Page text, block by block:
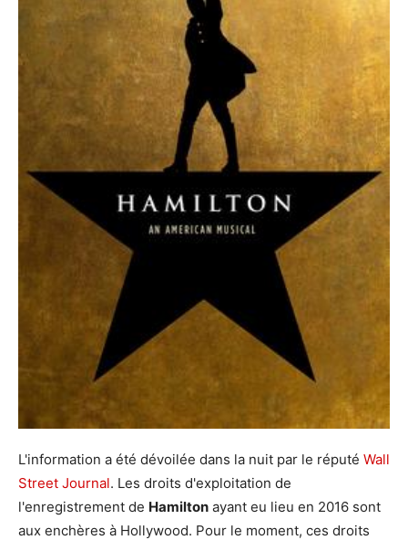
L'information a été dévoilée dans la nuit par le réputé Wall
Street Journal. Les droits d'exploitation de
l'enregistrement de Hamilton ayant eu lieu en 2016 sont
aux enchères à Hollywood. Pour le moment, ces droits